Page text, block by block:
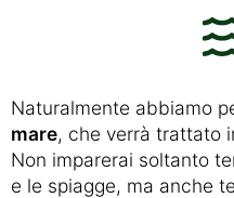
Naturalmente abbiamo
mare, che verrà trattato
Non imparerai soltanto
e le spiagge, ma anche